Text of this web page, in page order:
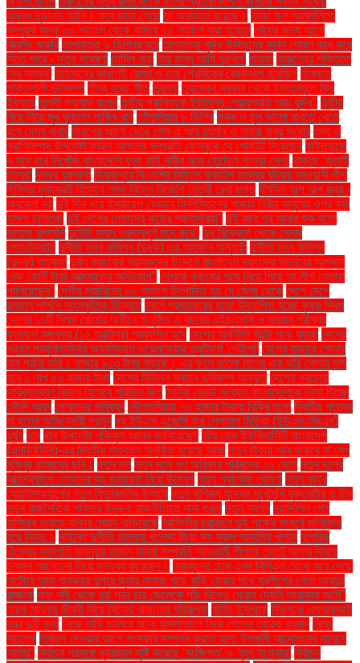
এখনও চূড়ান্ত হয়নি। তবে জানা গেছে তা অব্যাহত রয়েছে। তাজা ফল আমদানিতে
সম্পূরক শুল্ক ৩০ শতাংশ থেকে কমিয়ে ২৫ শতাংশ করা হয়েছে তাঁদের জন্য আগে
স্ক্রিনিং জরুরি তাপমাত্রা ৯ ডিগ্রির ঘরে তাপমাত্রা বৃদ্ধি উদ্ভিদের কার্বন শোষণ বন্ধ করে
দিতে পারে - নতুন গবেষণা তামিল নাড়ু তার জন্য আমি দুঃখিত' তারকা তারুণ্যের শক্তিতে
‘সব সম্ভব’ তাহসানের কারণেই রোজা ও তার প্রেমিকের ব্রেকআপ হয়েছিল তিব্বতে
শক্তিশালী ভূমিকম্প তীব্র হচ্ছে শীত তুরস্ক তুরস্কের সরকার থেকে ইস্তানবুলে ফ্রি
ইফতার তুলসী গ্যাবার্ড বলেন তৃতীয় প্রান্তিকে ইউসিবির শেয়ারপ্রতি আয় বৃদ্ধি" তৃতীয়
বিয়ে নিয়ে মুখ খুললেন শাকিব খান তেঁতুলিয়ায় ৮ ডিগ্রি ত্বক ও চুল ভালো রাখতে খেতে
হবে যেসব খাবার ত্রিশের আগে ভেঙে গেল এ আর রহমান ও সায়রা বানুর সংসার ৎস্য ও
প্রাণিসম্পদ উপদেষ্টা ফরিদা আখতার সম্প্রতি ফেসবুকে যে পোস্টটি দিয়েছেন থাইল্যান্ডে
৬ মাস ধরে নিখোঁজ বাংলাদেশি যুবক থাই নারীর সঙ্গে হোটেলে পাওয়া গেল! থাকছে ‘জুলাই
চত্বর’ দশরথ রঙ্গশালা দিনাজপুরে বিএনপির মিছিলে ককটেল হামলার ঘটনায় আওয়ামী লীগ
দিল্লির মুখ্যমন্ত্রী হিসেবে শপথ নিলেন বিজেপি নেত্রী রেখা গুপ্ত দীর্ঘদিন অল্প অল্প জ্বর -
অবহেলা নয় দুই দিন ধরে ইসরায়েল যেভাবে ফিলিস্তিনের গাজার নিরীহ মানুষের ওপর বর্বর
হামলা চালাচ্ছে দুই দেশের নেতাদের কঠোর প্রতিক্রিয়া" দুই বছর পর আবার শুরু হলো
জাহাজ রপ্তানি দুটোই সমান গুরুত্বপূর্ণ মনে করে" দুধ বিক্রেতা থেকে সেনার
লেফটেন্যান্ট! দুর্নীতি দমন কমিশন (দুদক) এর আবেদন অনুযায়ী দুর্নীতি দমন কমিশন
(দুদক) গতকাল দুর্বল ব্যাংকের গ্রাহকদের উদ্দেশে বাংলাদেশ ব্যাংকের গভর্নরের আশ্বাস
দেড় কোটি টাকা আত্মসাতের অভিযোগ" দেশকে ধ্বংসের পথে নিয়ে গিয়ে আ.লীগ নেতারা
পালিয়েছেন" দেশীয় সয়াবিনের ৮০ শতাংশ উৎপাদিত হয় যে জেলা থেকে দেশে দেশে
রমজান পালনে সাংস্কৃতিক ভিন্নতা দেশে প্রথমবারের মতো উদযাপিত হচ্ছে কৃষক দিবস
দেশের ১১টি শিক্ষা বোর্ডের অধীনে অনুষ্ঠিত এ বছরের এইচএসসি ও সমমান পরীক্ষার
ফলাফল মঙ্গলবার (১৫ অক্টোবর) প্রকাশিত হবে দেশের অর্থনীতি উল্টো পথে যাচ্ছে দেশের
প্রথম প্রযুক্তিনির্ভর অ্যানিম্যাল ওয়েলফেয়ার প্ল্যাটফর্ম 'পেটগো' দেশের বাজারে সোনার
দাম প্রতি ভরি ২ হাজার ৬১৩ টাকা বাড়ছে। এর ফলে ভালো মানের এক ভরি সোনার দাম
হবে ১ লাখ ৫৩ হাজার টাকা দেশের বিভিন্ন স্থানে ভূমিকম্প অনুভূত দেশের সবচেয়ে
দারিদ্র্যপ্রবণ বিভাগ হিসেবে পরিচিত ছিল দৈনিক রেকর্ড সংখ্যক বাংলাদেশিকে ভিসা দিচ্ছে
সৌদি আরব দোকানের ভবিষ্যৎ দৌলতদিয়ায় ৭৩ হাজার টাকায় বিক্রি হলো দ্বিতীয় পুত্রের
মা হলেন অভিনেত্রী প্রসূন দ্য ইউএস এজেন্সি ফর গ্লোবাল মিডিয়া (ইউএসএজিএম)
ধর্ষণ ধান ধান উপদেষ্টা শফিকুল আলম জানিয়েছেন নটর ডেম ইউনিভার্সিটি বাংলাদেশ
(এনডিইউবি)-এর দ্বিতীয় সমাবর্তন অনুষ্ঠিত হয়েছে আজ নতুন টাকায় আর থাকবে না শেখ
মুজিবুর রহমানের ছবি। নতুন দল নতুন দলে গণ অধিকার পরিষদের ২০ নেতা নতুন দলের
আত্মপ্রকাশে নেতাদের বড় জমায়েত নিয়ে উদ্বেগ নতুন প্যাকেজ ঘোষণা নতুন বছরে
হোয়াটসঅ্যাপের নতুন ফিচারগুলির উপহার নতুন বাণিজ্য যুদ্ধের মুখোমুখি যুক্তরাষ্ট্র ও চীন
নতুন রাজনৈতিক শক্তির উদ্ভব: রাজনীতিতে নানা গুঞ্জন নতুন স্বপ্ন নয়াদিল্লি শেখ
হাসিনার ভারতে থাকার মেয়াদ বাড়িয়েছে নরসিংদীর চরাঞ্চলে দুই পক্ষের সংঘর্ষে গুলিবিদ্ধ
হয়ে নিহত ২ নাইকো দুর্নীতি মামলায় খালেদা জিয়া সহ সকল আসামির খালাস নাগরিক
ঐক্যের সভাপতি মাহমুদুর রহমান মান্না সম্প্রতি আওয়ামী লীগকে ভোটে আনার বিষয়ে
চলমান আলোচনা নিয়ে মন্তব্য করেছেন। নাজমুলের চোখ এখন বিপিএল থেকে সরে গেছে
নাটোরে আজ শুক্রবার দুপুরে জুমার নামাজ পড়ে বাড়ি ফেরার পথে যুবলীগের নেতা আবদুর
রাজ্জাক নাফ নদী থেকে ধরা পড়া চার জেলেকে পাঁচ দিনেও ফেরত দেয়নি আরাকান আর্মি"
নায়ক মান্নার জীবনী নিয়ে সিনেমা বানানোর পরিকল্পনা নাহিদ ইসলামে নিকগঞ্জে এমআরআই
যন্ত্র দুটি বন্ধ নিজে গাড়ি চালিয়ে মাকে হাসপাতালে নিয়ে গেলেন তারেক রহমান নিজে
নাচলেন নির্বাচন দেওয়ার আগে সংস্কার সম্পন্ন করতে হবে: ইসলামী আন্দোলনের নায়েবে
আমির" নির্বাচন প্রসঙ্গে ধূম্রজাল সৃষ্টি করেছে 'সংক্ষিপ্ত' ও 'বৃহৎ সংস্কার' নির্বাচন